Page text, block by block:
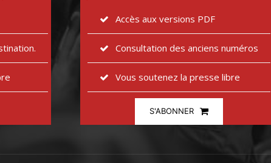
Accès aux versions PDF
Consultation des anciens numéros
Vous soutenez la presse libre
S'ABONNER